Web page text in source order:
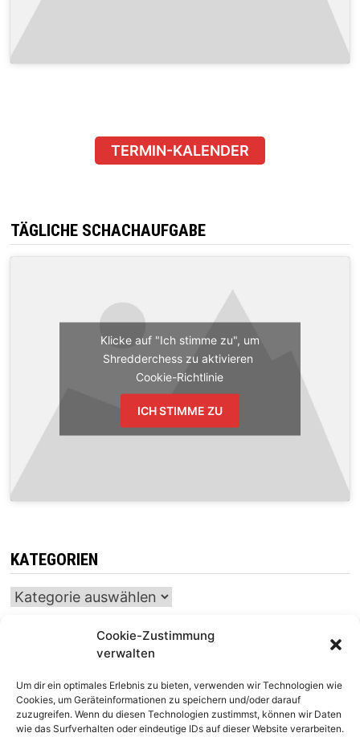
Cookie-Zustimmung
verwalten
Um dir ein optimales Erlebnis zu bieten, verwenden wir Technologien wie
Cookies, um Geräteinformationen zu speichern und/oder darauf
zuzugreifen. Wenn du diesen Technologien zustimmst, können wir Daten
wie das Surfverhalten oder eindeutige IDs auf dieser Website verarbeiten.
TERMIN-KALENDER
TÄGLICHE SCHACHAUFGABE
Klicke auf "Ich stimme zu", um
Shredderchess zu aktivieren
Cookie-Richtlinie
ICH STIMME ZU
KATEGORIEN
Kategorien
SCHACHTICKER